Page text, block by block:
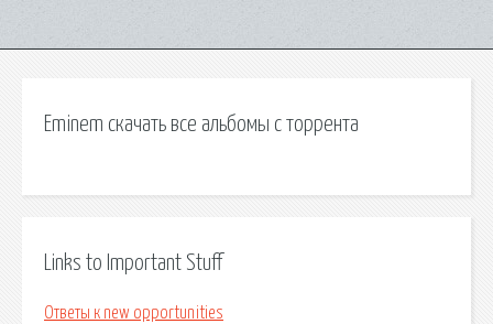
Eminem скачать все альбомы с торрента
Links to Important Stuff
Ответы к new opportunities